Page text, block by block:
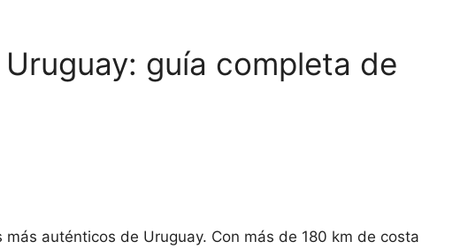
guía completa de
auténticos de Uruguay. Con más de 180 km de costa